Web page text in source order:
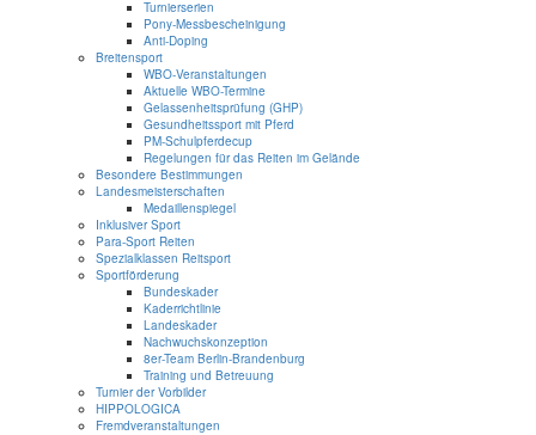
Turnierserien
Pony-Messbescheinigung
Anti-Doping
Breitensport
WBO-Veranstaltungen
Aktuelle WBO-Termine
Gelassenheitsprüfung (GHP)
Gesundheitssport mit Pferd
PM-Schulpferdecup
Regelungen für das Reiten im Gelände
Besondere Bestimmungen
Landesmeisterschaften
Medaillenspiegel
Inklusiver Sport
Para-Sport Reiten
Spezialklassen Reitsport
Sportförderung
Bundeskader
Kaderrichtlinie
Landeskader
Nachwuchskonzeption
8er-Team Berlin-Brandenburg
Training und Betreuung
Turnier der Vorbilder
HIPPOLOGICA
Fremdveranstaltungen